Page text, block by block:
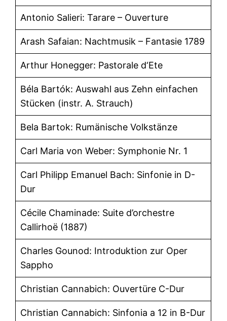
Antonio Salieri: Tarare – Ouverture
Arash Safaian: Nachtmusik – Fantasie 1789
Arthur Honegger: Pastorale d‘Ete
Béla Bartók: Auswahl aus Zehn einfachen
Stücken (instr. A. Strauch)
Bela Bartok: Rumänische Volkstänze
Carl Maria von Weber: Symphonie Nr. 1
Carl Philipp Emanuel Bach: Sinfonie in D-
Dur
Cécile Chaminade: Suite d’orchestre
Callirhoë (1887)
Charles Gounod: Introduktion zur Oper
Sappho
Christian Cannabich: Ouvertüre C-Dur
Christian Cannabich: Sinfonia a 12 in B-Dur